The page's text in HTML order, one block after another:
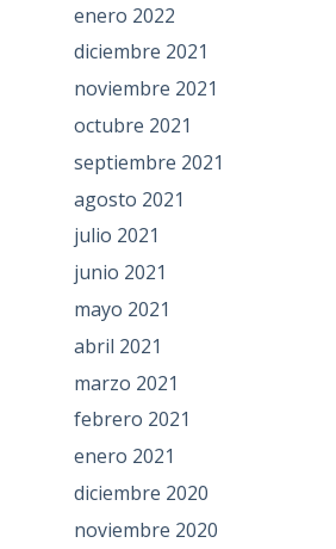
enero 2022
diciembre 2021
noviembre 2021
octubre 2021
septiembre 2021
agosto 2021
julio 2021
junio 2021
mayo 2021
abril 2021
marzo 2021
febrero 2021
enero 2021
diciembre 2020
noviembre 2020